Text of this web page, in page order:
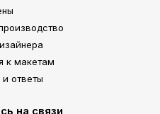
к макетам
ответы
на связи